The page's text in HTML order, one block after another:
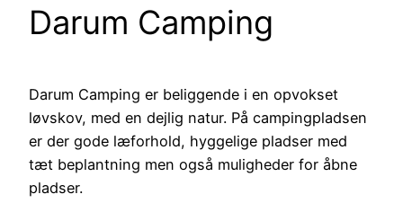
Darum Camping
Darum Camping er beliggende i en opvokset
løvskov, med en dejlig natur. På campingpladsen
er der gode læforhold, hyggelige pladser med
tæt beplantning men også muligheder for åbne
pladser.